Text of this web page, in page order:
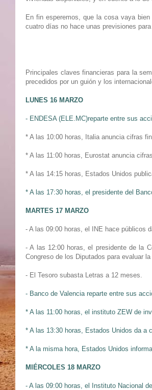
En fin esperemos, que la cosa vaya
cuatro días no hace unas previsiones
Principales claves financieras para la
precedidos por un guión y los
LUNES 16 MARZO
- ENDESA (ELE.MC)reparte entre sus
* A las 10:00 horas, Italia anuncia cifras
* A las 11:00 horas, Eurostat anuncia
* A las 14:15 horas, Estados Unidos
* A las 17:30 horas, el presidente del
MARTES 17 MARZO
- A las 09:00 horas, el INE hace públicos
- A las 12:00 horas, el presidente de la
Congreso de los Diputados para evaluar
- El Tesoro subasta Letras a 12 meses.
- Banco de Valencia reparte entre sus
* A las 11:00 horas, el instituto ZEW de
* A las 13:30 horas, Estados Unidos da a
* A la misma hora, Estados Unidos
MIÉRCOLES 18 MARZO
- A las 09:00 horas, el Instituto Nacional